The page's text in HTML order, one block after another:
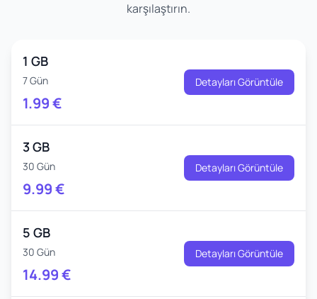
karşılaştırın.
1 GB
7 Gün
1.99€
Detayları Görüntüle
3 GB
30 Gün
9.99€
Detayları Görüntüle
5 GB
30 Gün
14.99€
Detayları Görüntüle